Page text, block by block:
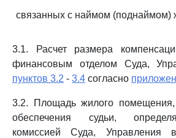
связанных с наймом
3.1. Расчет размера
финансовым отделом Суда,
пунктов 3.2 - 3.4 согласно
3.2. Площадь жилого
обеспечения судьи,
комиссией Суда, Управления